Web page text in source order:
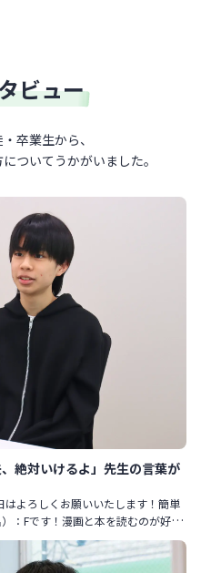
ビュー
卒業生から、
ついてうかがいました。
絶対いけるよ」先生の言葉が
よろしくお願いいたします！簡単
：Fです！漫画と本を読むのが好き
う作家にハマってい